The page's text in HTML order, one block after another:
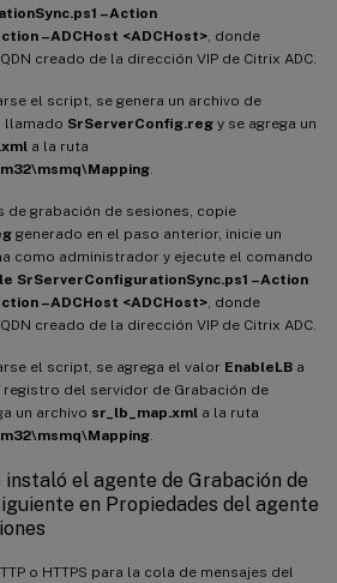
–Action
–ADCHost <ADCHost> , donde
creado de la dirección VIP de Citrix ADC.
el script, se genera un archivo de
llamado SrServerConfig.reg y se agrega un
a la ruta
de grabación de sesiones, copie
generado en el paso anterior, inicie un
como administrador y ejecute el comando
SrServerConfigurationSync.ps1 –Action
–ADCHost <ADCHost> , donde
creado de la dirección VIP de Citrix ADC.
el script, se agrega el valor EnableLB a
del servidor de Grabación de
un archivo sr_lb_map.xml a la ruta
instaló el agente de Grabación de
en Propiedades del agente
o HTTPS para la cola de mensajes del